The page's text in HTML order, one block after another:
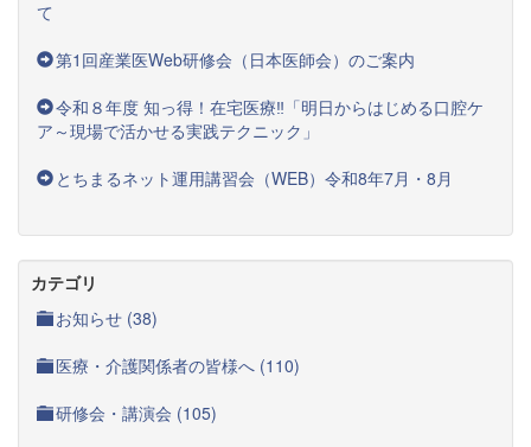
て
第1回産業医Web研修会（日本医師会）のご案内
令和８年度 知っ得！在宅医療‼「明日からはじめる口腔ケ
ア～現場で活かせる実践テクニック」
とちまるネット運用講習会（WEB）令和8年7月・8月
カテゴリ
お知らせ (38)
医療・介護関係者の皆様へ (110)
研修会・講演会 (105)